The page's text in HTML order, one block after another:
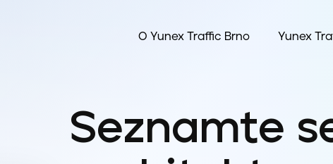
O Yunex Traffic Brno Yunex
Seznamte